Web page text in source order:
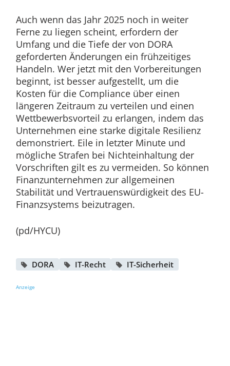
Auch wenn das Jahr 2025 noch in weiter
Ferne zu liegen scheint, erfordern der
Umfang und die Tiefe der von DORA
geforderten Änderungen ein frühzeitiges
Handeln. Wer jetzt mit den Vorbereitungen
beginnt, ist besser aufgestellt, um die
Kosten für die Compliance über einen
längeren Zeitraum zu verteilen und einen
Wettbewerbsvorteil zu erlangen, indem das
Unternehmen eine starke digitale Resilienz
demonstriert. Eile in letzter Minute und
mögliche Strafen bei Nichteinhaltung der
Vorschriften gilt es zu vermeiden. So können
Finanzunternehmen zur allgemeinen
Stabilität und Vertrauenswürdigkeit des EU-
Finanzsystems beizutragen.
(pd/HYCU)
DORA IT-Recht IT-Sicherheit
Anzeige